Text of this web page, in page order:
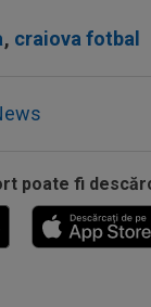
, craiova fotbal
poate fi